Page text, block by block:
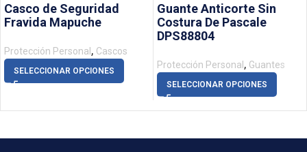
Casco de Seguridad
Fravida Mapuche
Protección Personal , Cascos
SELECCIONAR OPCIONES
Guante Anticorte Sin
Costura De Pascale
DPS88804
Protección Personal , Guantes
SELECCIONAR OPCIONES